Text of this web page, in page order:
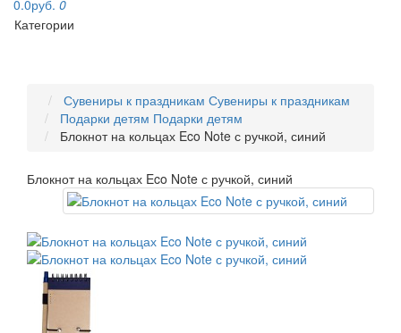
0.0руб. 0
Категории
Сувениры к праздникам Сувениры к праздникам
Подарки детям Подарки детям
Блокнот на кольцах Eco Note с ручкой, синий
Блокнот на кольцах Eco Note с ручкой, синий